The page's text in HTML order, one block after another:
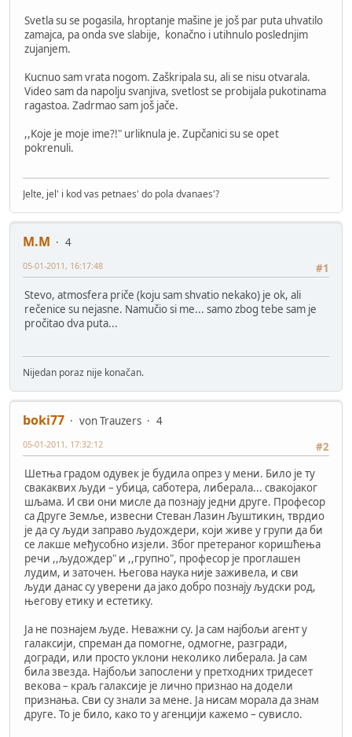
Svetla su se pogasila, hroptanje mašine je još par puta uhvatilo
zamajca, pa onda sve slabije, konačno i utihnulo poslednjim
zujanjem.
Kucnuo sam vrata nogom. Zaškripala su, ali se nisu otvarala.
Video sam da napolju svanjiva, svetlost se probijala pukotinama
ragastoa. Zadrmao sam još jače.
,,Koje je moje ime?!" urliknula je. Zupčanici su se opet
pokrenuli.
Jelte, jel' i kod vas petnaes' do pola dvanaes'?
M.M
4
#1
05-01-2011, 16:17:48
Stevo, atmosfera priče (koju sam shvatio nekako) je ok, ali
rečenice su nejasne. Namučio si me... samo zbog tebe sam je
pročitao dva puta...
Nijedan poraz nije konačan.
boki77 von Trauzers
4
#2
05-01-2011, 17:32:12
Шетња градом одувек је будила опрез у мени. Било је ту
свакаквих људи – убица, саботера, либерала... свакојаког
шљама. И сви они мисле да познају једни друге. Професор
са Друге Земље, извесни Стеван Лазин Љуштикин, тврдио
је да су људи заправо људождери, који живе у групи да би
се лакше међусобно изјели. Због претераног коришћења
речи ,,људождер" и ,,групно", професор је проглашен
лудим, и заточен. Његова наука није заживела, и сви
људи данас су уверени да јако добро познају људски род,
његову етику и естетику.
Ја не познајем људе. Неважни су. Ја сам најбољи агент у
галаксији, спреман да помогне, одмогне, разгради,
догради, или просто уклони неколико либерала. Ја сам
била звезда. Најбољи запослени у претходних тридесет
векова – краљ галаксије је лично признао на додели
признања. Сви су знали за мене. Ја нисам морала да знам
друге. То је било, како то у агенцији кажемо – сувисло.